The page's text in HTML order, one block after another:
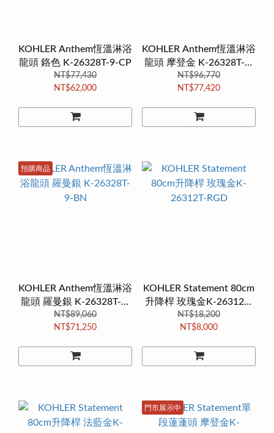
KOHLER Anthem恆溫淋浴
龍頭 鉻色 K-26328T-9-CP
NT$77,430
NT$62,000
KOHLER Anthem恆溫淋浴
龍頭 摩登金 K-26328T-9-
2MB
NT$96,770
NT$77,420
預購商品
KOHLER Anthem恆溫淋浴
龍頭 羅曼銀 K-26328T-9-
BN
NT$89,060
NT$71,250
KOHLER Statement 80cm
升降桿 玫瑰金K-26312T-
RGD
NT$18,200
NT$8,000
門市展示中